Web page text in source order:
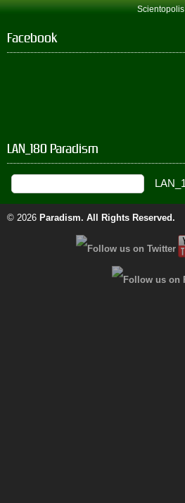
Scientopolis
Facebook
LAN_180 Paradism
© 2026 Paradism. All Rights Reserved.